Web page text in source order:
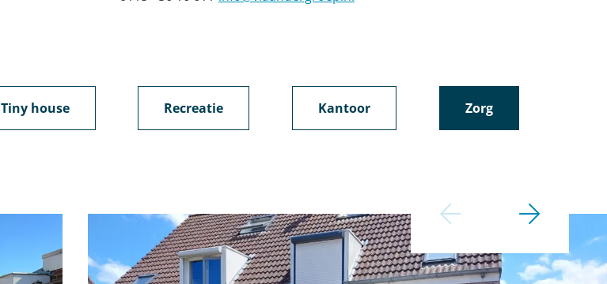
Tiny house Recreatie Kantoor Zorg